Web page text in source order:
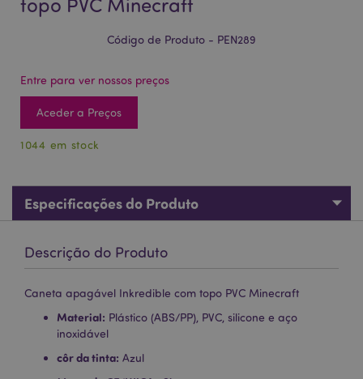
Código de Produto - PEN289
Entre para ver nossos preços
Aceder a Preços
1044 em stock
Especificações do Produto
Descrição do Produto
Caneta apagável Inkredible com topo PVC Minecraft
Material: Plástico (ABS/PP), PVC, silicone e aço
inoxidável
côr da tinta: Azul